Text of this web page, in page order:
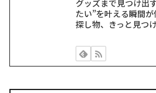
グッズまで見つけ出
たい”を叶える瞬間
探し物、きっと見つ